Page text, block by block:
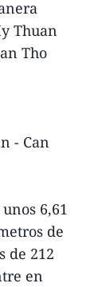
Thuan
Tho
- Can
6,61
de
de 212
en